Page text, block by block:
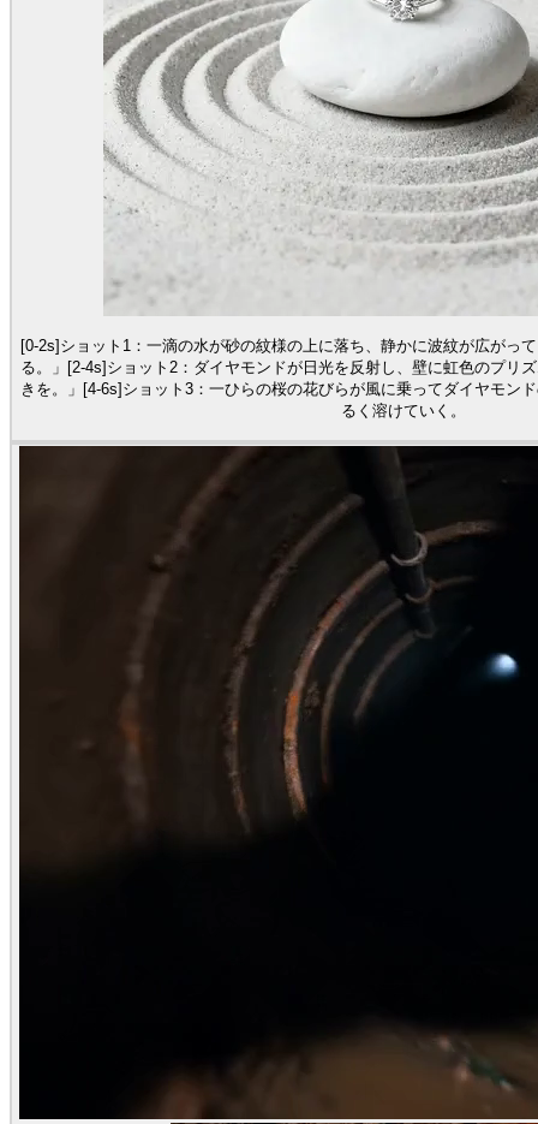
[0-2s]ショット1：一滴の水が砂の紋様の上に落ち、静かに波紋が広がっ
る。」[2-4s]ショット2：ダイヤモンドが日光を反射し、壁に虹色のプリ
きを。」[4-6s]ショット3：一ひらの桜の花びらが風に乗ってダイヤモン
るく溶けていく。